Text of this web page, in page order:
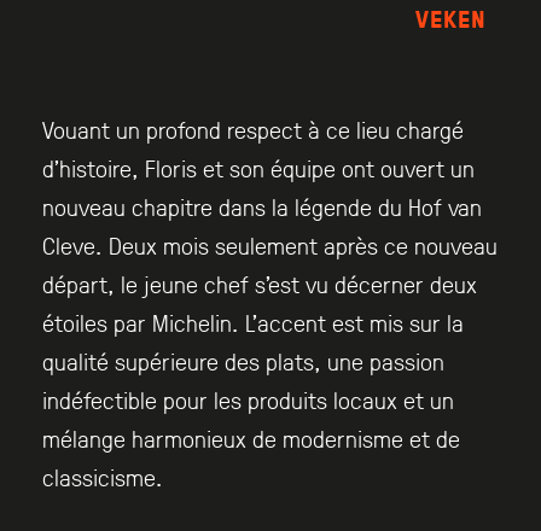
VEKEN
Vouant un profond respect à ce lieu chargé
d’histoire, Floris et son équipe ont ouvert un
nouveau chapitre dans la légende du Hof van
Cleve. Deux mois seulement après ce nouveau
départ, le jeune chef s’est vu décerner deux
étoiles par Michelin. L’accent est mis sur la
qualité supérieure des plats, une passion
indéfectible pour les produits locaux et un
mélange harmonieux de modernisme et de
classicisme.